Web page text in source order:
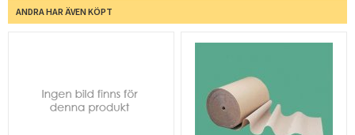
ANDRA HAR ÄVEN KÖPT